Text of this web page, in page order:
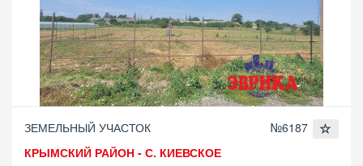
ЗЕМЕЛЬНЫЙ УЧАСТОК
№6187
КРЫМСКИЙ РАЙОН - С. КИЕВСКОЕ